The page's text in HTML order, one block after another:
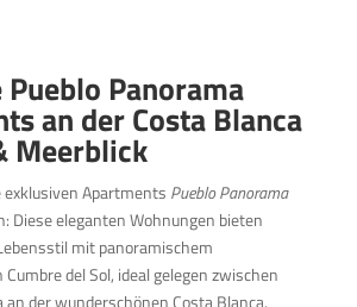
Panorama
an der Costa Blanca
Meerblick
exklusiven Apartments Pueblo Panorama
Diese eleganten Wohnungen bieten
mit panoramischem
del Sol, ideal gelegen zwischen
an der wunderschönen Costa Blanca.